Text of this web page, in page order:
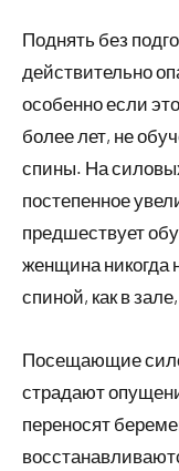
Поднять без
действительно
особенно если
более лет, не
спины. На
постепенное
предшествует
женщина никогда
спиной, как в
Посещающие
страдают
переносят